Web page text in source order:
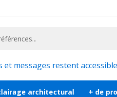
la communication, stand exposition,
messages restent
architectural + de